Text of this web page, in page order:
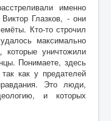
именно
Глазков, - они
Кто-то строчил
максимально
которые уничтожили
Понимаете, здесь
как у предателей
Это люди,
и которых